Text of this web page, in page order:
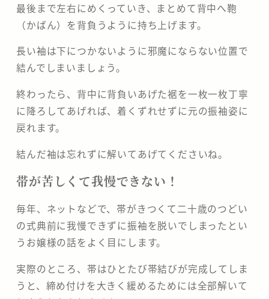
最後まで左右にめくっていき、まとめて背中へ鞄
（かばん）を背負うように持ち上げます。
長い袖は下につかないように邪魔にならない位置で
結んでしまいましょう。
終わったら、背中に背負いあげた裾を一枚一枚丁寧
に降ろしてあげれば、着くずれせずに元の振袖姿に
戻れます。
結んだ袖は忘れずに解いてあげてくださいね。
帯が苦しくて我慢できない！
毎年、ネットなどで、帯がきつくて二十歳のつどい
の式典前に我慢できずに振袖を脱いでしまったとい
うお嬢様の話をよく目にします。
実際のところ、帯はひとたび帯結びが完成してしま
うと、締め付けを大きく緩めるためには全部解いて